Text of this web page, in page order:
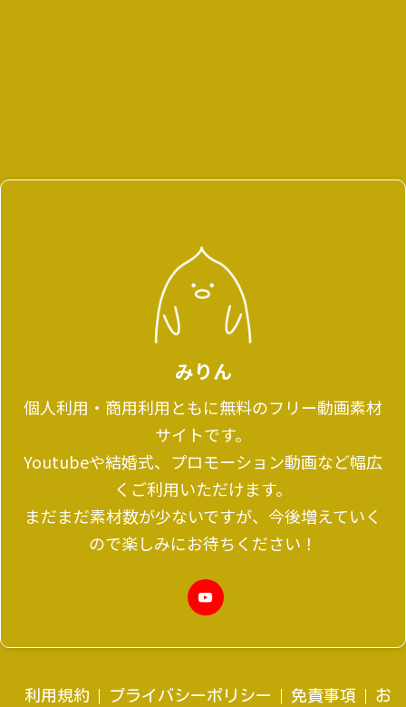
みりん
個人利用・商用利用ともに無料のフリー動画素材
サイトです。
Youtubeや結婚式、プロモーション動画など幅広
くご利用いただけます。
まだまだ素材数が少ないですが、今後増えていく
ので楽しみにお待ちください！
利用規約 プライバシーポリシー 免責事項 お